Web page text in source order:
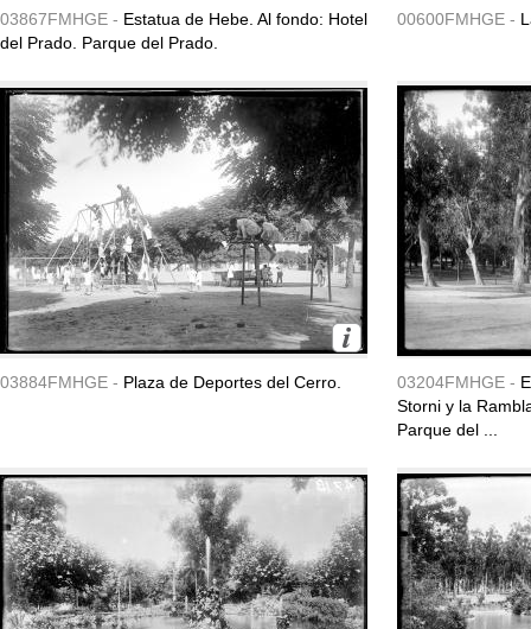
03867FMHGE - Estatua de Hebe. Al fondo: Hotel
del Prado. Parque del Prado.
00600FMHGE -
03884FMHGE - Plaza de Deportes del Cerro. 03204FMHGE -
Storni y la
Parque del ...